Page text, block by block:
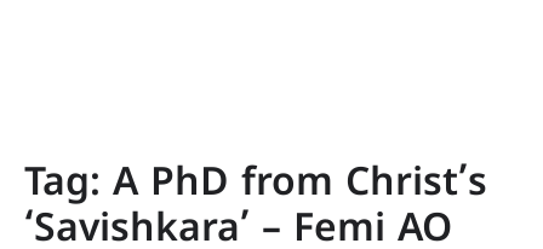
Tag: A PhD from Christ’s
‘Savishkara’ – Femi AO